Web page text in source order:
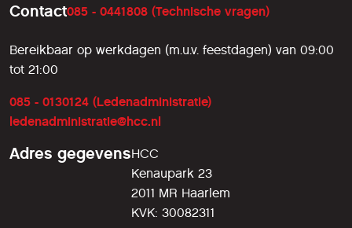
Contact085 - 0441808 (Technische vragen)
Bereikbaar op werkdagen (m.u.v. feestdagen) van 09:00
tot 21:00
085 - 0130124 (Ledenadministratie)
ledenadministratie@hcc.nl
Adres gegevensHCC
Kenaupark 23
2011 MR Haarlem
KVK: 30082311